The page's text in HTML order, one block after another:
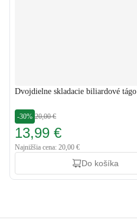
Dvojdielne skladacie biliardové tágo
-30% 20,00 €
13,99 €
Najnižšia cena: 20,00 €
Do košíka